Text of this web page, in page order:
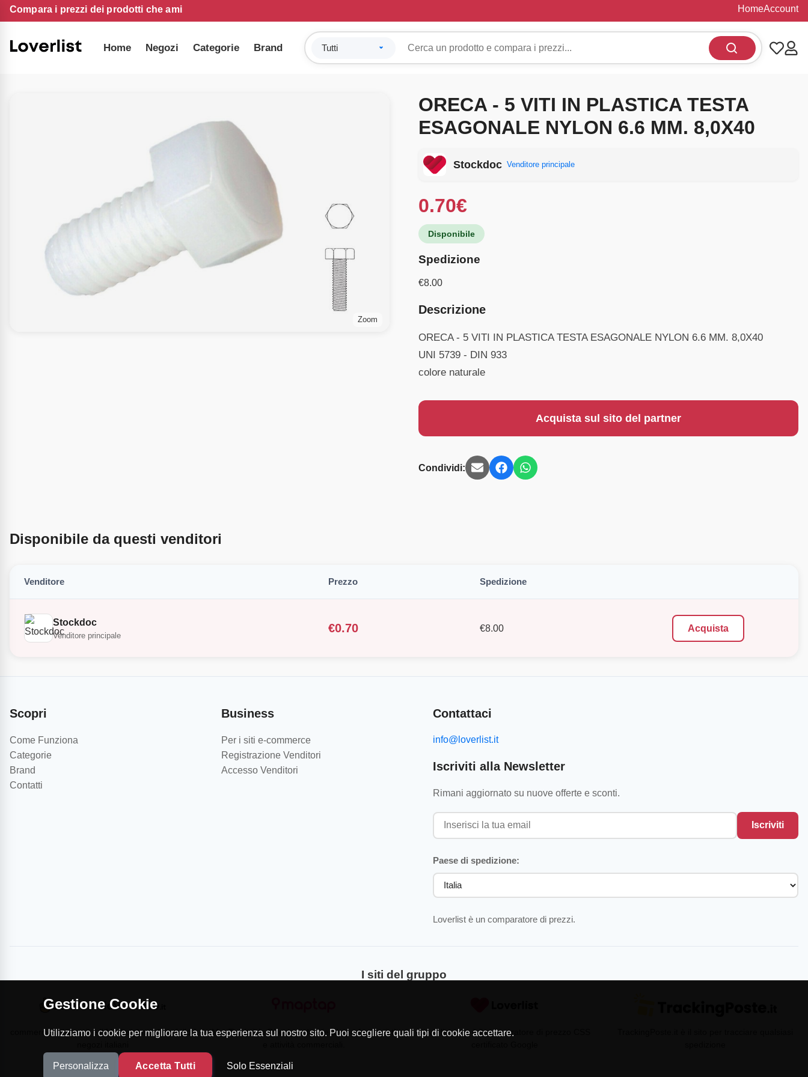
Compara i prezzi dei prodotti che ami HomeAccount
Home Negozi Categorie Brand
Zoom
ORECA - 5 VITI IN PLASTICA TESTA
ESAGONALE NYLON 6.6 MM. 8,0X40
Stockdoc Venditore principale
0.70€
Disponibile
Spedizione
€8.00
Descrizione
ORECA - 5 VITI IN PLASTICA TESTA ESAGONALE NYLON 6.6 MM. 8,0X40
UNI 5739 - DIN 933
colore naturale
Acquista sul sito del partner
Condividi:
Disponibile da questi venditori
Venditore Prezzo Spedizione
Stockdoc
Venditore principale
€0.70 €8.00 Acquista
Scopri
Come Funziona
Categorie
Brand
Contatti
Business
Per i siti e-commerce
Registrazione Venditori
Accesso Venditori
Contattaci
info@loverlist.it
Iscriviti alla Newsletter
Rimani aggiornato su nuove offerte e sconti.
Iscriviti
Paese di spedizione:
Loverlist è un comparatore di prezzi.
I siti del gruppo
commercioVirtuoso.it è il Marketplace dei migliori
MapTap.it è la Directory di aziende professionisti
Loverlist.com è il comparatore di prezzo CSS
Gestione Cookie
Utilizziamo i cookie per migliorare la tua esperienza sul nostro sito. Puoi scegliere quali tipi di cookie accettare.
Personalizza Accetta Tutti Solo Essenziali